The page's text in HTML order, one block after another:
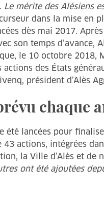
Le mérite des Alésiens
dans la mise en
dès mai 2017.
son temps
que, le 10 octobre
des États
président d’Alès
chaque
été lancées pour
actions, intégrées
la Ville d’Alès et
ont été ajoutées